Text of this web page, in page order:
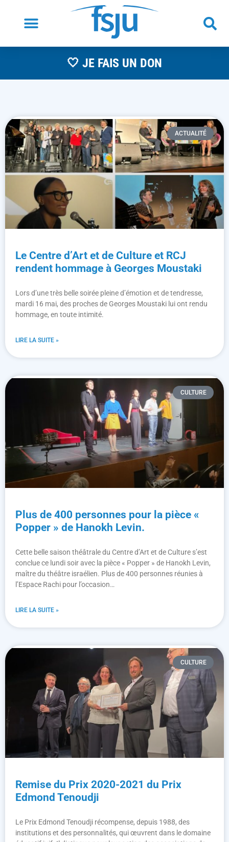
🤍 JE FAIS UN DON
ACTUALITÉ
Le Centre d’Art et de Culture et RCJ
rendent hommage à Georges Moustaki
Lors d’une très belle soirée pleine d’émotion et de tendresse,
mardi 16 mai, des proches de Georges Moustaki lui ont rendu
hommage, en toute intimité.
LIRE LA SUITE »
CULTURE
Plus de 400 personnes pour la pièce «
Popper » de Hanokh Levin.
Cette belle saison théâtrale du Centre d’Art et de Culture s’est
conclue ce lundi soir avec la pièce « Popper » de Hanokh Levin,
maître du théâtre israélien. Plus de 400 personnes réunies à
l’Espace Rachi pour l’occasion…
LIRE LA SUITE »
CULTURE
Remise du Prix 2020-2021 du Prix
Edmond Tenoudji
Le Prix Edmond Tenoudji récompense, depuis 1988, des
institutions et des personnalités, qui œuvrent dans le domaine